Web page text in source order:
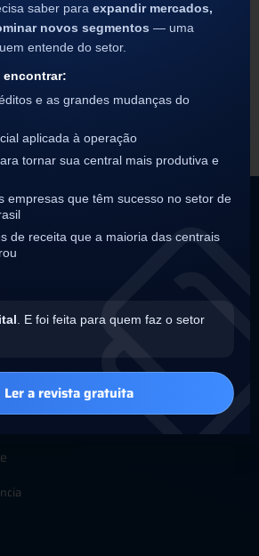
é uma solução avançada para a
serviço em campo, integrada ao
técnicos e equipes de
tarefas com agilidade e precisão,
informações registradas e
real com a central de
aplicativo oferece uma série de
saber para expandir mercados,
novos segmentos — uma
entende do setor.
encontrar:
e as grandes mudanças do
aplicada à operação
tornar sua central mais produtiva e
empresas que têm sucesso no setor de
de receita que a maioria das centrais
. E foi feita para quem faz o setor
Ler a revista gratuita